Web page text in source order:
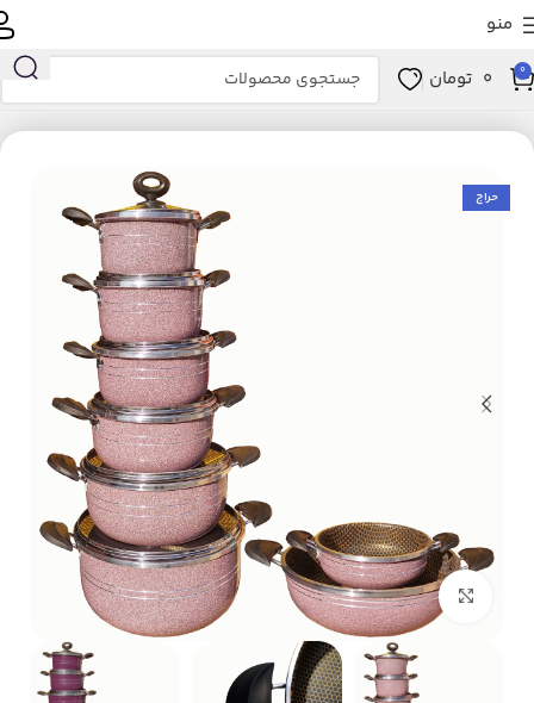
منو
0
0 تومان
و آشپزخانه آشپزخانه لوازم پخت و پز
حراج
بزرگنمایی تصویر